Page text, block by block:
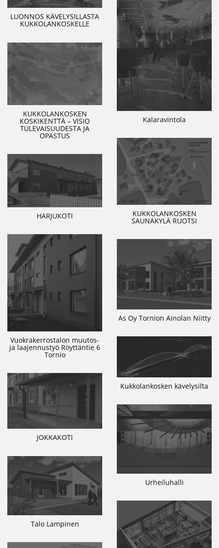
LUONNOS KÄVELYSILLASTA
KUKKOLANKOSKELLE
Kalaravintola
KUKKOLANKOSKEN
KOSKIKENTTÄ – VISIO
TULEVAISUUDESTA JA
OPASTUS
KUKKOLANKOSKEN
SAUNAKYLÄ RUOTSI
HARJUKOTI
Vuokrakerrostalon muutos-
ja laajennustyö Röyttäntie 6
Tornio
As Oy Tornion Ainolan Niitty
Kukkolankosken kävelysilta
JOKKAKOTI
Urheiluhalli
Talo Lampinen